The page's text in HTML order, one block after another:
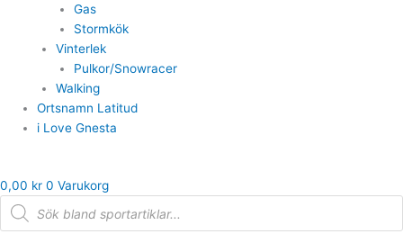
Gas
Stormkök
Vinterlek
Pulkor/Snowracer
Walking
Ortsnamn Latitud
i Love Gnesta
0,00 kr 0 Varukorg
Products
search